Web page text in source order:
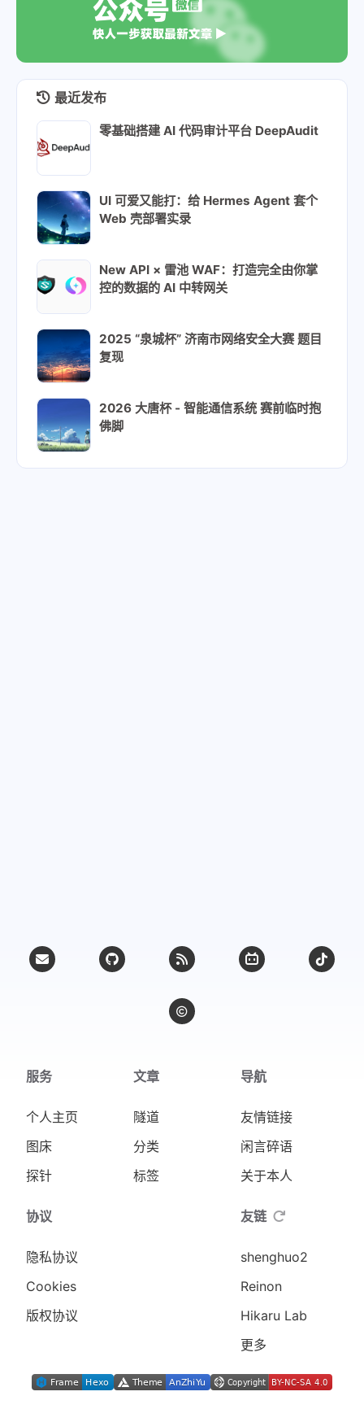
最近发布
零基础搭建 AI 代码审计平台 DeepAudit
UI 可爱又能打：给 Hermes Agent 套个
Web 壳部署实录
New API × 雷池 WAF：打造完全由你掌
控的数据的 AI 中转网关
2025 “泉城杯” 济南市网络安全大赛 题目
复现
2026 大唐杯 - 智能通信系统 赛前临时抱
佛脚
服务
个人主页
图床
探针
文章
隧道
分类
标签
导航
友情链接
闲言碎语
关于本人
协议
隐私协议
Cookies
版权协议
友链
shenghuo2
Reinon
Hikaru Lab
更多